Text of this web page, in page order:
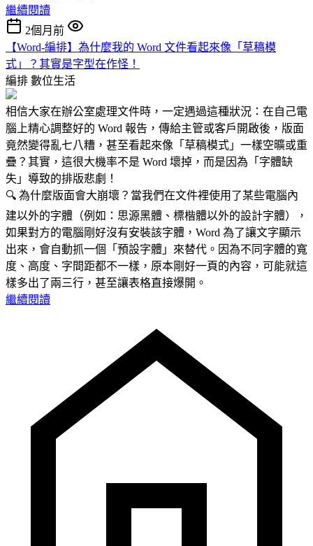
繼續閱讀
2個月前
【Word-編排】為什麼我的 Word 文件看起來像「草稿模
式」？其實是字型在作怪！
編排 數位生活
相信大家在辦公室處理文件時，一定遇過這種狀況：在自己電
腦上精心調整好的 Word 報告，傳給主管或客戶開啟後，版面
竟然變得亂七八糟，甚至看起來像「草稿模式」一樣空曠或重
疊？其實，這很大機率不是 Word 壞掉，而是因為「字體缺
失」導致的排版悲劇！
🔍 為什麼版面會大崩壞？當我們在文件裡使用了某些電腦內
建以外的字體（例如：思源黑體、標楷體以外的設計字體），
如果對方的電腦剛好沒有安裝該字體，Word 為了讓文字顯示
出來，會自動抓一個「預設字體」來替代。因為不同字體的寬
度、高度、字間距都不一樣，原本剛好一頁的內容，可能就這
樣多出了兩三行，甚至讓表格直接爆開。
繼續閱讀